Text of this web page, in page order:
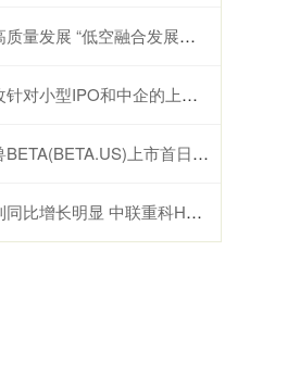
空融合发展创新实验室”在鄂揭牌
小型IPO和中企的上市规则
上市首日收涨5.88% 市值超越Archer
明显 中联重科H股盘中涨逾5%